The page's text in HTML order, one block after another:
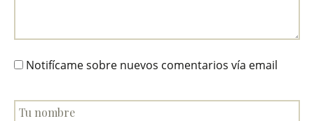
Notifícame sobre nuevos comentarios vía email